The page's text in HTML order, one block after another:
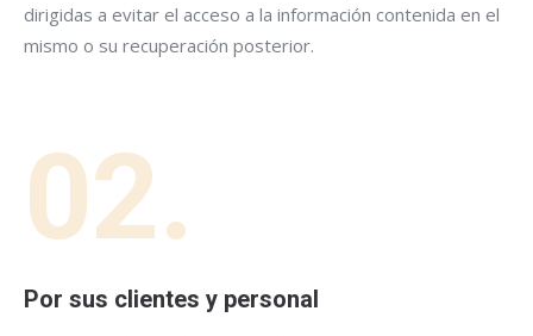
dirigidas a evitar el acceso a la información contenida en el
mismo o su recuperación posterior.
02.
Por sus clientes y personal